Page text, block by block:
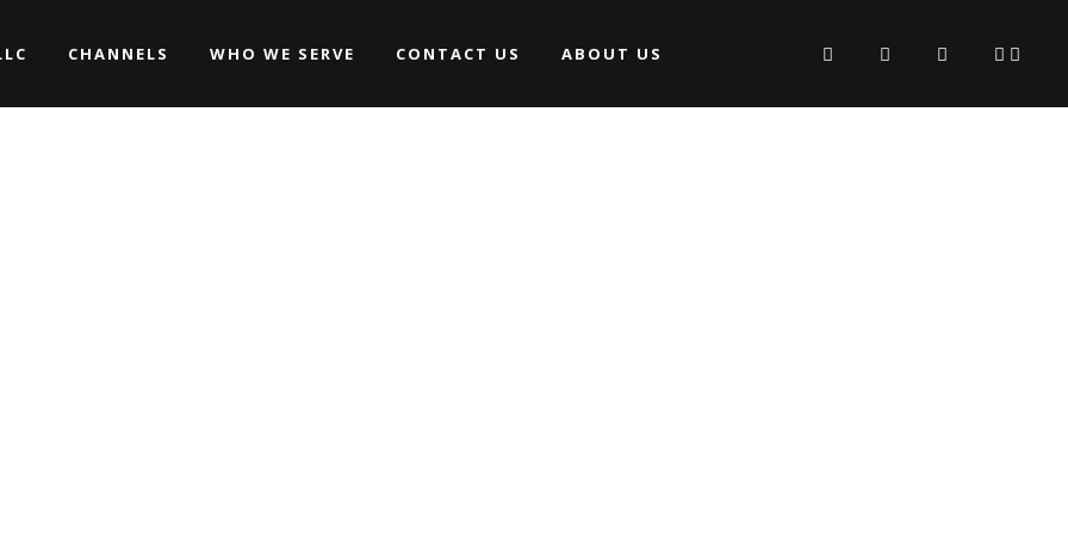
CHANNELS WHO WE SERVE CONTACT US ABOUT US